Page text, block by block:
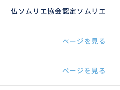
仏ソムリエ協会認定ソムリエ
ページを見る
ページを見る